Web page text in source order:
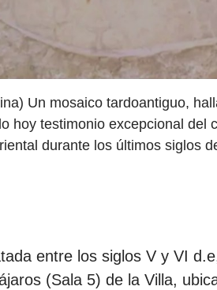
Un mosaico tardoantiguo,
hoy testimonio excepcional del
durante los últimos siglos
entre los siglos V y VI
(Sala 5) de la Villa,